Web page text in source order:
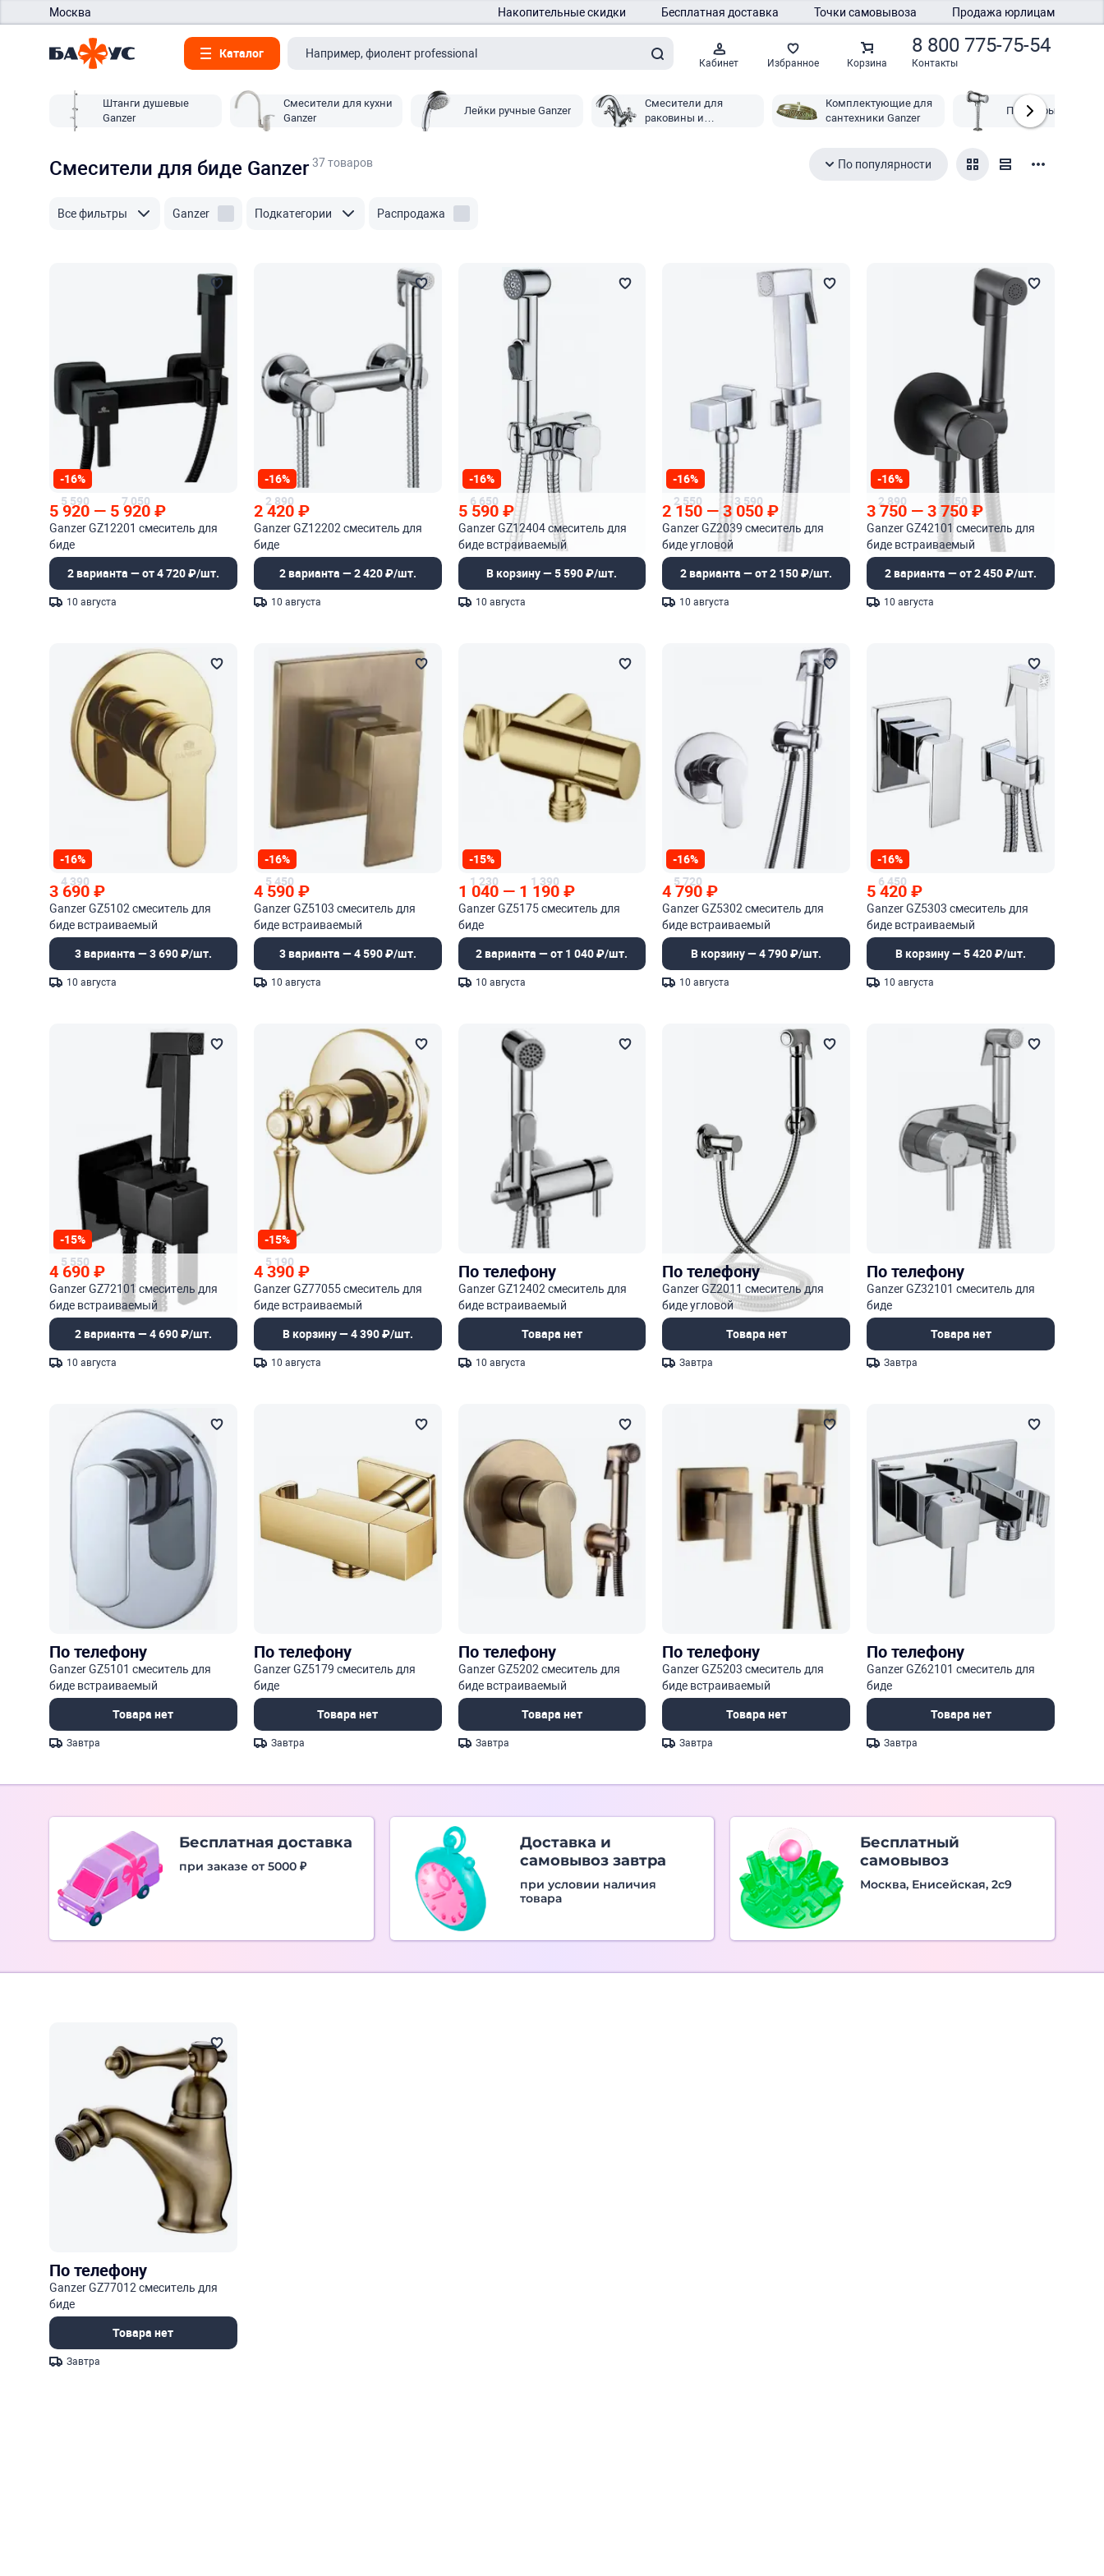
Москва Накопительные скидки Бесплатная доставка Точки самовывоза Продажа юрлицам
Каталог
Кабинет Избранное Корзина
8 800 775-75-54
Контакты
Штанги душевые
Ganzer
Смесители для кухни
Ganzer
Лейки ручные Ganzer
Смесители для
раковины и
Комплектующие для
сантехники Ganzer
Писсуары Ganzer
Смесители для биде Ganzer37 товаров По популярности
Все фильтры Ganzer Подкатегории Распродажа
-16%
5 590
5 920 — 7 050
5 920₽
Ganzer GZ12201 смеситель для
биде
2 варианта — от 4 720 ₽/шт.
10 августа
-16%
2 890
2 420₽
Ganzer GZ12202 смеситель для
биде
2 варианта — 2 420 ₽/шт.
10 августа
-16%
6 650
5 590 ₽
Ganzer GZ12404 смеситель для
биде встраиваемый
В корзину — 5 590 ₽/шт.
10 августа
-16%
2 550
2 150 — 3 590
3 050₽
Ganzer GZ2039 смеситель для
биде угловой
2 варианта — от 2 150 ₽/шт.
10 августа
-16%
2 890
3 750 — 4 450
3 750₽
Ganzer GZ42101 смеситель для
биде встраиваемый
2 варианта — от 2 450 ₽/шт.
10 августа
-16%
4 390
3 690₽
Ganzer GZ5102 смеситель для
биде встраиваемый
3 варианта — 3 690 ₽/шт.
10 августа
-16%
5 450
4 590₽
Ganzer GZ5103 смеситель для
биде встраиваемый
3 варианта — 4 590 ₽/шт.
10 августа
-15%
1 230
1 040 — 1 390
1 190 ₽
Ganzer GZ5175 смеситель для
биде
2 варианта — от 1 040 ₽/шт.
10 августа
-16%
5 720
4 790₽
Ganzer GZ5302 смеситель для
биде встраиваемый
В корзину — 4 790 ₽/шт.
10 августа
-16%
6 450
5 420₽
Ganzer GZ5303 смеситель для
биде встраиваемый
В корзину — 5 420 ₽/шт.
10 августа
-15%
5 550
4 690₽
Ganzer GZ72101 смеситель для
биде встраиваемый
2 варианта — 4 690 ₽/шт.
10 августа
-15%
5 190
4 390₽
Ganzer GZ77055 смеситель для
биде встраиваемый
В корзину — 4 390 ₽/шт.
10 августа
По телефону
Ganzer GZ12402 смеситель для
биде встраиваемый
Товара нет
10 августа
По телефону
Ganzer GZ2011 смеситель для
биде угловой
Товара нет
Завтра
По телефону
Ganzer GZ32101 смеситель для
биде
Товара нет
Завтра
По телефону
Ganzer GZ5101 смеситель для
биде встраиваемый
Товара нет
Завтра
По телефону
Ganzer GZ5179 смеситель для
биде
Товара нет
Завтра
По телефону
Ganzer GZ5202 смеситель для
биде встраиваемый
Товара нет
Завтра
По телефону
Ganzer GZ5203 смеситель для
биде встраиваемый
Товара нет
Завтра
По телефону
Ganzer GZ62101 смеситель для
биде
Товара нет
Завтра
Бесплатная доставка
при заказе от 5000 ₽
Доставка и
самовывоз завтра
при условии наличия
товара
Бесплатный
самовывоз
Москва, Енисейская, 2с9
По телефону
Ganzer GZ77012 смеситель для
биде
Товара нет
Завтра